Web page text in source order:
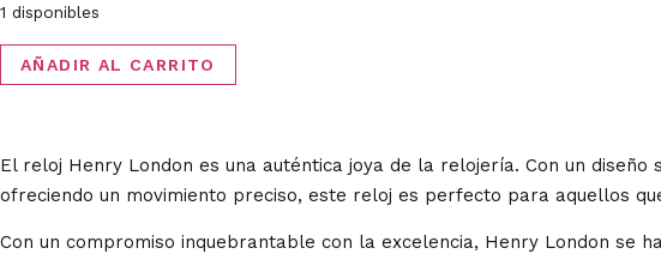
1 disponibles
AÑADIR AL CARRITO
El reloj Henry London es una auténtica joya de la relojería. Con un
ofreciendo un movimiento preciso, este reloj es perfecto para aquellos
Con un compromiso inquebrantable con la excelencia, Henry London se